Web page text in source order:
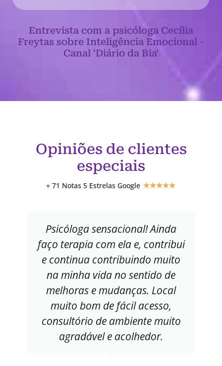
Entrevista com a psicóloga Cecília
Freytas sobre Inteligência Emocional -
Canal 'Diário da Bia'
Opiniões de clientes
especiais
+ 71 Notas 5 Estrelas Google ★★★★★
Psicóloga sensacional! Ainda
faço terapia com ela e, contribui
e continua contribuindo muito
na minha vida no sentido de
melhoras e mudanças. Local
muito bom de fácil acesso,
consultório de ambiente muito
agradável e acolhedor.